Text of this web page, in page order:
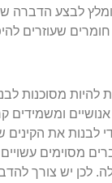
לבצע הדברה
שעוזרים
להיות מסוכנות
אנושיים ומשמידים
לבנות את
מסוימים עשויים
לכן יש צורך